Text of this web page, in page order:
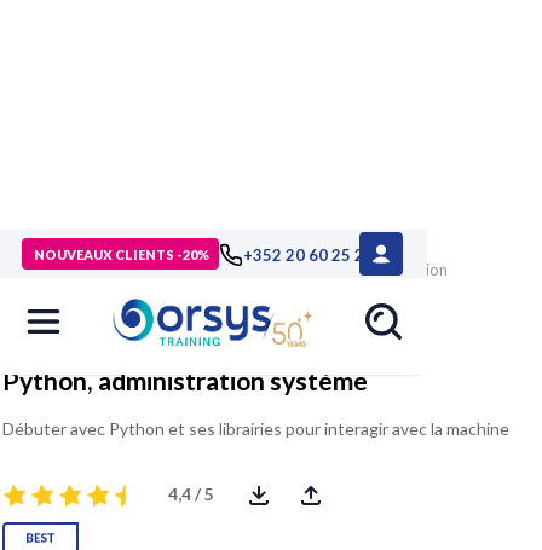
NOUVEAUX CLIENTS -20% +352 20 60 25 26
> Formations>Technologies numériques
Langages et
développement>Python>Formation Python, administration
Python, administration système
Débuter avec Python et ses librairies pour interagir avec la machine
4,4 / 5